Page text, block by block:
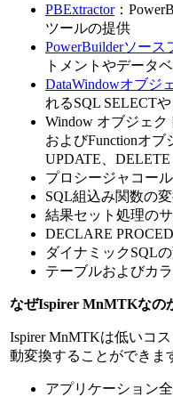
PBExtractor：
ツールの提供
PowerBuilderソース
トメントやデータ
DataWindowオブジ
れるSQL SELECT
Window オブジェク
およびFunctionオブ
UPDATE、
プロシージャコー
SQL組込み関数の
結果セット処理の
DECLARE
ダイナミックSQL
テーブルおよびカ
なぜIspirer MnMTKなの
Ispirer MnMTKは低いコ
動変換することができま
アプリケーション